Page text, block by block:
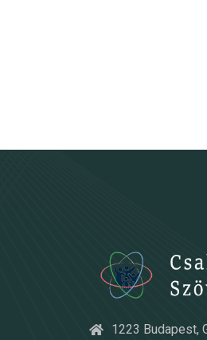
1223 Budapest,